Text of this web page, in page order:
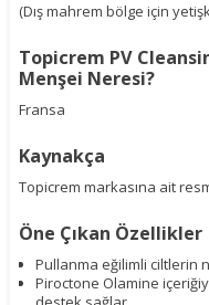
(Dış mahrem bölge için
Topicrem PV
Menşei Neresi?
Fransa
Kaynakça
Topicrem markasına ait
Öne Çıkan Özellikler
Pullanma eğilimli ciltlerin
Piroctone Olamine